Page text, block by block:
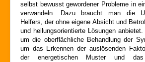
selbst bewusst gewordener Probleme in
verwandeln. Dazu braucht man die
Helfers, der ohne eigene Absicht und
und heilungsorientierte Lösungen
um die oberflächliche Behandlung der
um das Erkennen der auslösenden
der energetischen Muster und